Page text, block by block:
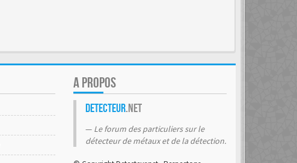
A PROPOS
Detecteur.net
Le forum des particuliers sur le
détecteur de métaux et de la détection.